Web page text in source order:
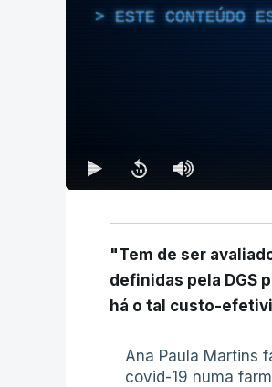
ESTE CONTEÚDO
"Tem de ser
definidas pela DGS
há o tal custo-
Ana Paula Martins
covid-19 numa